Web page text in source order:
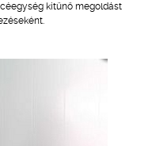
kitűnő megoldást